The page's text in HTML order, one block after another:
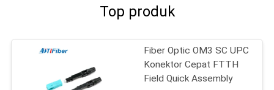
Top produk
Fiber Optic OM3 SC UPC
Konektor Cepat FTTH
Field Quick Assembly